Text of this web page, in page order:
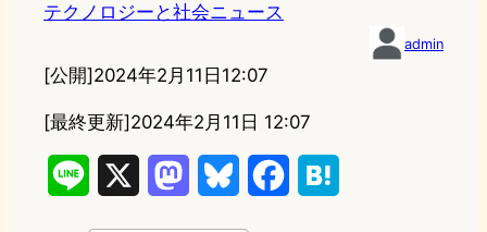
テクノロジーと社会ニュース
admin
[公開]2024年2月11日12:07
[最終更新]2024年2月11日 12:07